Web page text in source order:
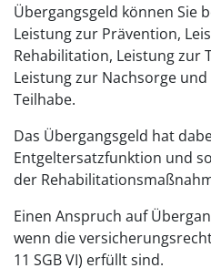
Übergangsgeld können Sie
Leistung zur Prävention,
Rehabilitation, Leistung zur
Leistung zur Nachsorge
Teilhabe.
Das Übergangsgeld hat
Entgeltersatzfunktion und
der
Einen Anspruch auf
wenn die
11 SGB VI) erfüllt sind.